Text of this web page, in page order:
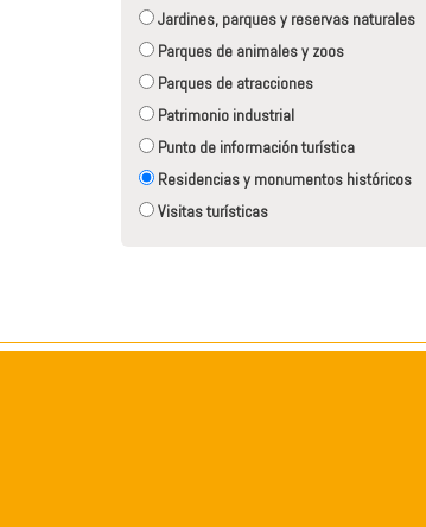
Jardines, parques y reservas naturales
Parques de animales y zoos
Parques de atracciones
Patrimonio industrial
Punto de información turística
Residencias y monumentos históricos
Visitas turísticas